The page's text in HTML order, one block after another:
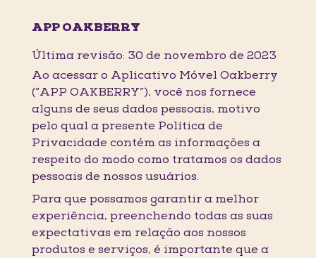
APP OAKBERRY
Última revisão: 30 de novembro de 2023
Ao acessar o Aplicativo Móvel Oakberry
(“APP OAKBERRY”), você nos fornece
alguns de seus dados pessoais, motivo
pelo qual a presente Política de
Privacidade contém as informações a
respeito do modo como tratamos os dados
pessoais de nossos usuários.
Para que possamos garantir a melhor
experiência, preenchendo todas as suas
expectativas em relação aos nossos
produtos e serviços, é importante que a